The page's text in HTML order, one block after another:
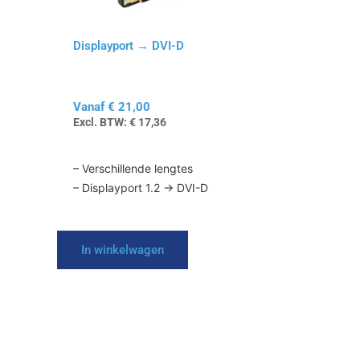
Displayport → DVI-D
Vanaf€ 21,00
Excl. BTW: € 17,36
– Verschillende lengtes
– Displayport 1.2 → DVI-D
In winkelwagen